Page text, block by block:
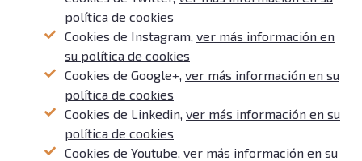
política de cookies
Cookies de Instagram, ver más información en
su política de cookies
Cookies de Google+, ver más información en su
política de cookies
Cookies de Linkedin, ver más información en su
política de cookies
Cookies de Youtube, ver más información en su